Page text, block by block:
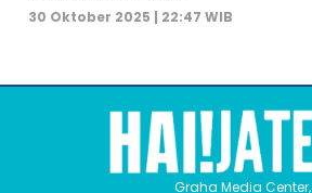
30 Oktober 2025 | 22:47 WIB
Graha Media Center,